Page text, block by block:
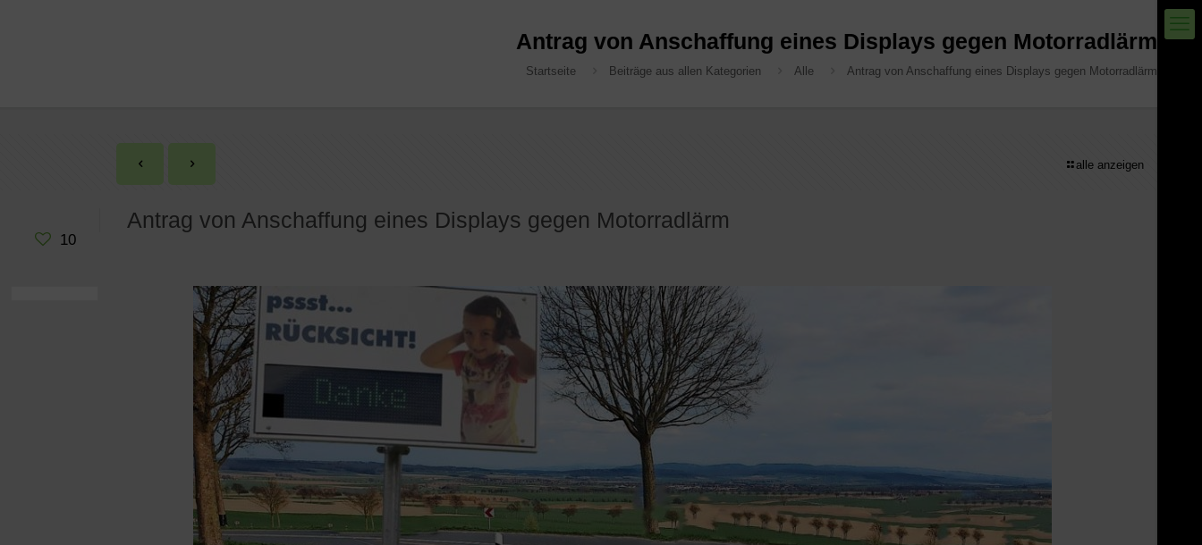
Antrag von Anschaffung eines Displays gegen Motorradlärm
Startseite Beiträge aus allen Kategorien Alle Antrag von Anschaffung eines Displays gegen Motorradlärm
alle anzeigen
10
Antrag von Anschaffung eines Displays gegen Motorradlärm